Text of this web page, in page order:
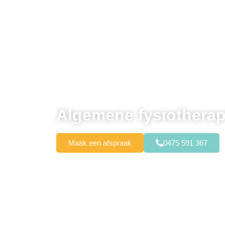
Algemene
Maak een afspraak 0475 591 367